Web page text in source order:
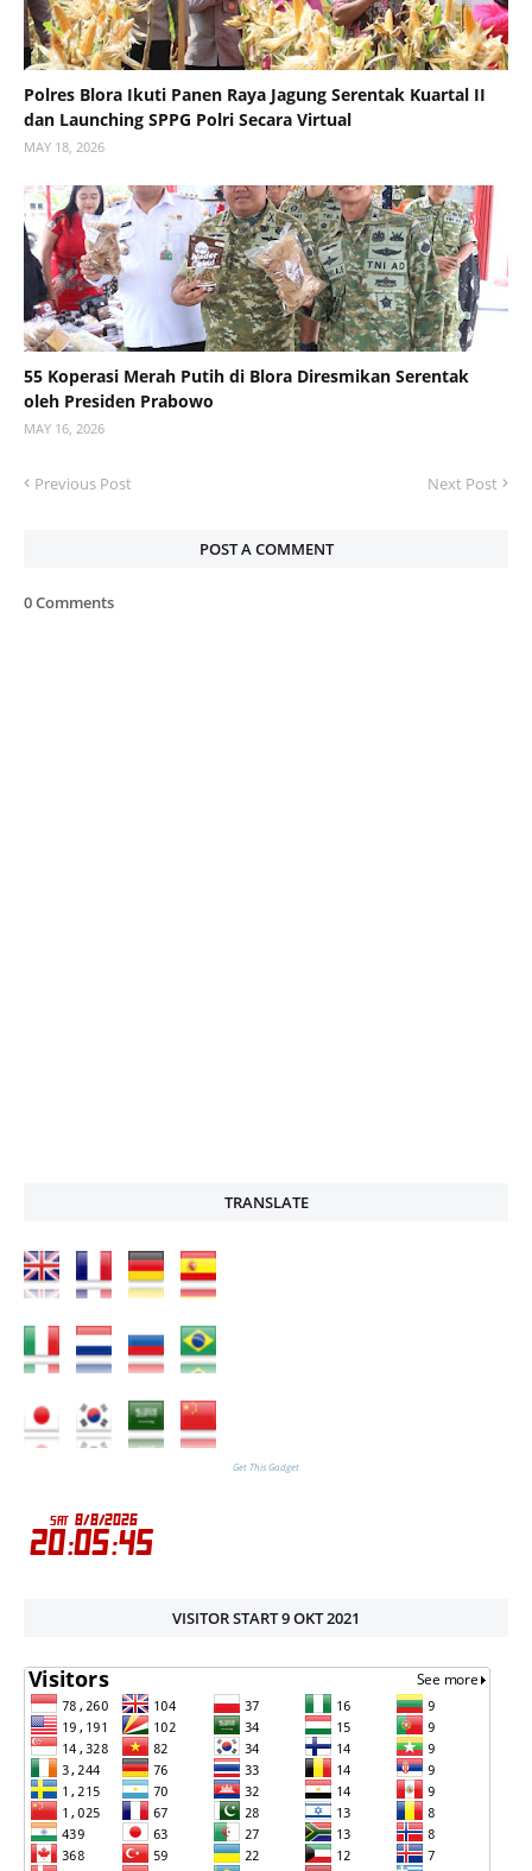
Polres Blora Ikuti Panen Raya Jagung Serentak Kuartal II
dan Launching SPPG Polri Secara Virtual
MAY 18, 2026
55 Koperasi Merah Putih di Blora Diresmikan Serentak
oleh Presiden Prabowo
MAY 16, 2026
Previous Post Next Post
POST A COMMENT
0 Comments
TRANSLATE
Get This Gadget
VISITOR START 9 OKT 2021